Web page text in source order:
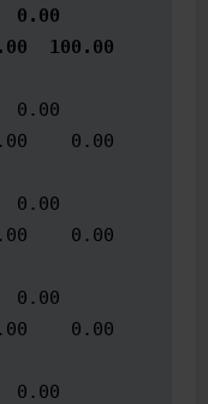
100.00
0.00
0.00
0.00